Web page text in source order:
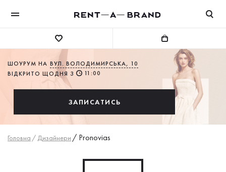
ШОУРУМ НА ВУЛ. ВОЛОДИМИРСЬКА, 10
ВІДКРИТО ЩОДНЯ З
11:00
ЗАПИСАТИСЬ
Головна / Дизайнери / Pronovias